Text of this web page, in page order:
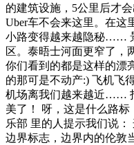
的建筑设施，5公里后才
Uber车不会来这里。在这
小路变得越来越隐秘……
区。泰晤士河面更窄了
你们看到的都是这样的
的那可是不动产:) 飞机飞
机场离我们越来越近……
美了！ 呀，这是什么路标
乐部 里的人提示我们说
边界标志，边界内的伦敦